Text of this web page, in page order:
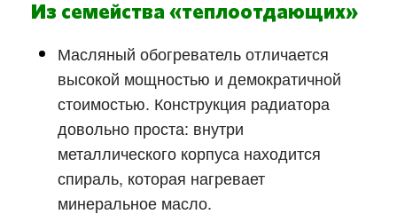
Из семейства «теплоотдающих»
Масляный обогреватель отличается
высокой мощностью и демократичной
стоимостью. Конструкция радиатора
довольно проста: внутри
металлического корпуса находится
спираль, которая нагревает
минеральное масло.